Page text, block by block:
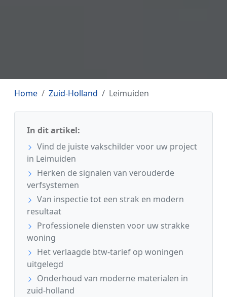
Home Zuid-Holland Leimuiden
In dit artikel:
Vind de juiste vakschilder voor uw project
in Leimuiden
Herken de signalen van verouderde
verfsystemen
Van inspectie tot een strak en modern
resultaat
Professionele diensten voor uw strakke
woning
Het verlaagde btw-tarief op woningen
uitgelegd
Onderhoud van moderne materialen in
zuid-holland